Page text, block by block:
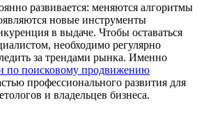
развивается: меняются алгоритмы
новые инструменты
в выдаче. Чтобы оставаться
необходимо регулярно
за трендами рынка. Именно
по поисковому продвижению
профессионального развития для
и владельцев бизнеса.